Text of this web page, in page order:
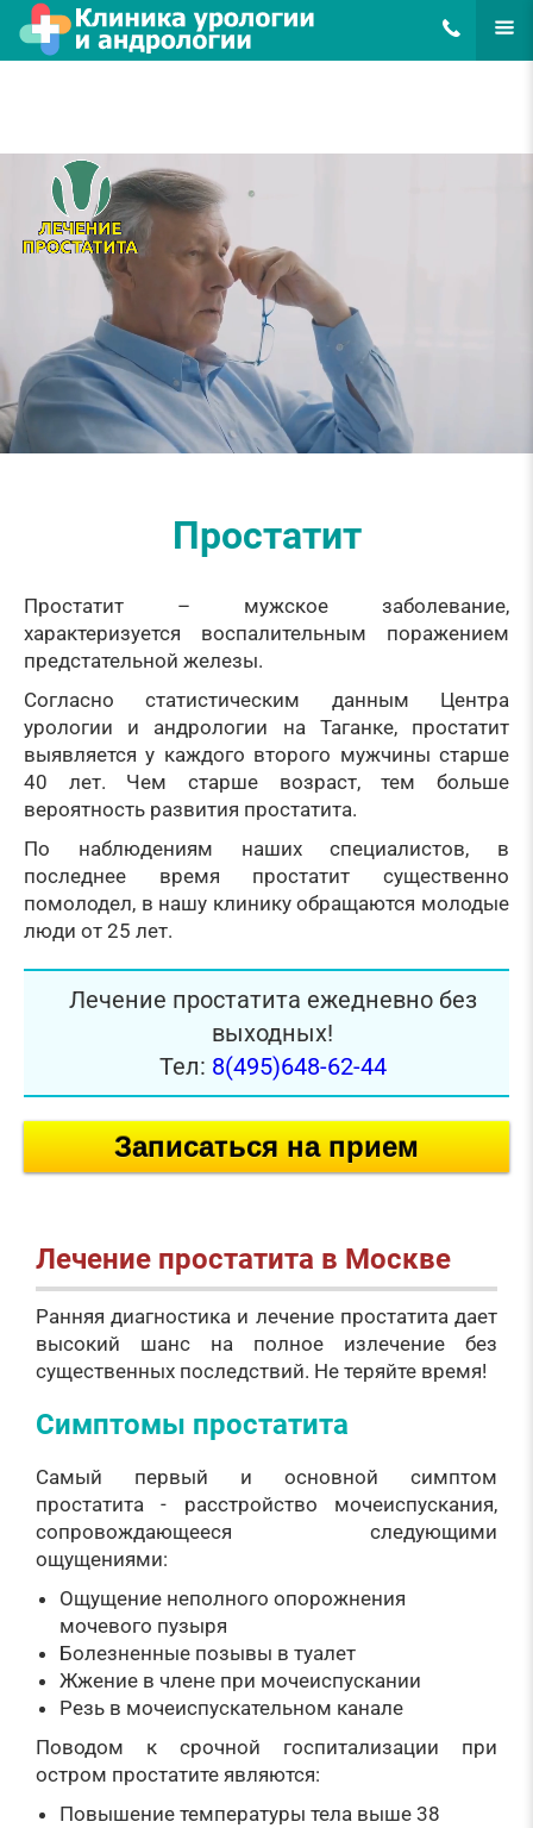
8(495)648-
ЕЩЁ
Простатит
Простатит – мужское заболевание,
характеризуется воспалительным поражением
предстательной железы.
Согласно статистическим данным Центра
урологии и андрологии на Таганке, простатит
выявляется у каждого второго мужчины старше
40 лет. Чем старше возраст, тем больше
вероятность развития простатита.
По наблюдениям наших специалистов, в
последнее время простатит существенно
помолодел, в нашу клинику обращаются молодые
люди от 25 лет.
Лечение простатита ежедневно без
выходных!
Тел: 8(495)648-62-44
Записаться на прием
Лечение простатита в Москве
Ранняя диагностика и лечение простатита дает
высокий шанс на полное излечение без
существенных последствий. Не теряйте время!
Симптомы простатита
Самый первый и основной симптом
простатита - расстройство мочеиспускания,
сопровождающееся следующими
ощущениями:
Ощущение неполного опорожнения
мочевого пузыря
Болезненные позывы в туалет
Жжение в члене при мочеиспускании
Резь в мочеиспускательном канале
Поводом к срочной госпитализации при
остром простатите являются:
Повышение температуры тела выше 38